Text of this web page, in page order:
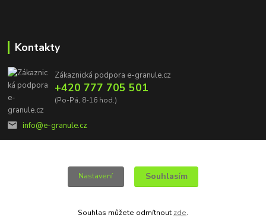
Kontakty
Zákaznická podpora e-granule.cz
+420 777 705 501
(Po-Pá, 8-16 hod.)
info@e-granule.cz
© 2022 e-granule.cz *** Všechna práva vyhrazena
Nastavení Souhlasím
Souhlas můžete odmítnout zde.